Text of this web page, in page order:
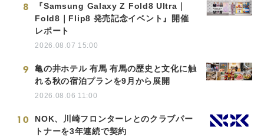
8
『Samsung Galaxy Z Fold8 Ultra｜
Fold8｜Flip8 発売記念イベント』開催
レポート
2026.08.07 15:00
9
亀の井ホテル 有馬 有馬の歴史と文化に触
れる秋の宿泊プランを9月から展開
2026.08.06 11:00
10
NOK、川崎フロンターレとのクラブパー
トナーを3年連続で契約